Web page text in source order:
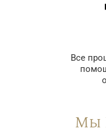
Все
Мы